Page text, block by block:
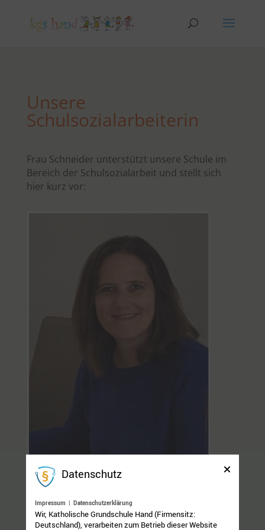
Unsere
Schulsozialarbeiterin
Frau Schneider unterstützt unsere Schule im
Bereich der Schulsozialarbeit und stellt sich
hier kurz vor:
Liebe Schülerinnern und Schüler, liebe Eltern,
mein Name ist Kerstin Schneider. Seit Oktober
2023 bin ich im Auftrag der Katholischen
Datenschutz
Impressum | Datenschutzerklärung
Wir, Katholische Grundschule Hand (Firmensitz:
Deutschland), verarbeiten zum Betrieb dieser Website